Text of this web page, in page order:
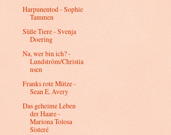
Harpunentod - Sophie
Tammen
Süße Tiere - Svenja
Doering
Na, wer bin ich? -
Lundström/Christia
nsen
Franks rote Mütze -
Sean E. Avery
Das geheime Leben
der Haare -
Mariona Tolosa
Sisteré